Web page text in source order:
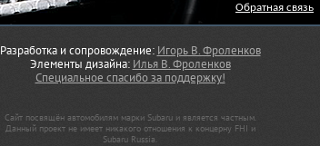
Обратная связь
Разработка и сопровождение: Игорь В. Фроленков
Элементы дизайна: Илья В. Фроленков
Специальное спасибо за поддержку!
Сайт посвящён автомобилям марки Subaru и является частным.
Данный проект не имеет никакого отношения к концерну FHI и
Subaru Russia.